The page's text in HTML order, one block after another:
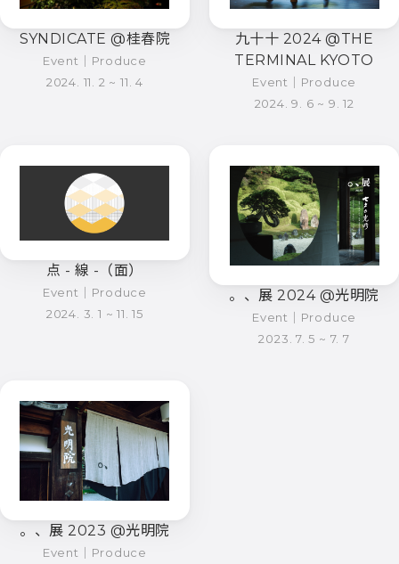
SYNDICATE @桂春院
Event｜Produce
2024. 11. 2 ~ 11. 4
九十十 2024 @THE
TERMINAL KYOTO
Event｜Produce
2024. 9. 6 ~ 9. 12
点 - 線 -（面）
Event｜Produce
2024. 3. 1 ~ 11. 15
。、展 2024 @光明院
Event｜Produce
2023. 7. 5 ~ 7. 7
。、展 2023 @光明院
Event｜Produce